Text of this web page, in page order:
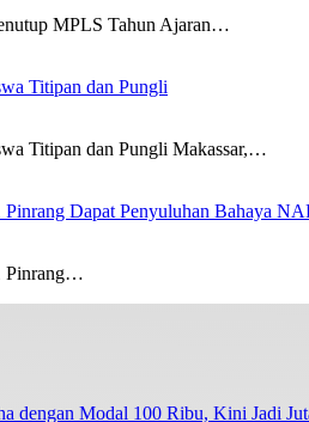
MPLS Tahun Ajaran…
Titipan dan Pungli
Titipan dan Pungli Makassar,…
Dapat Penyuluhan Bahaya
Pinrang…